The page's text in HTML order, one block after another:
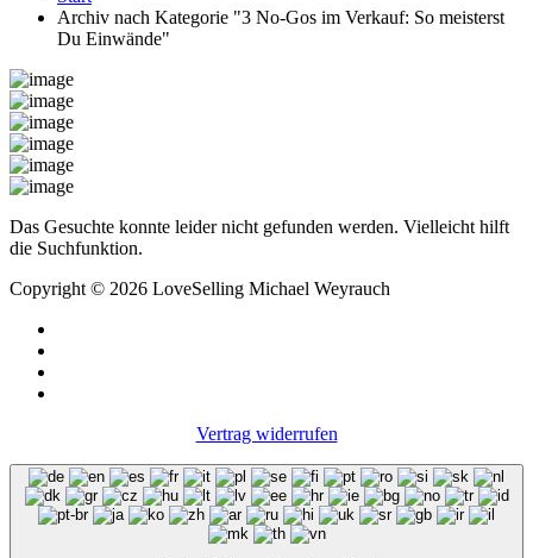
Archiv nach Kategorie "3 No-Gos im Verkauf: So meisterst
Du Einwände"
Das Gesuchte konnte leider nicht gefunden werden. Vielleicht hilft
die Suchfunktion.
Copyright © 2026 LoveSelling Michael Weyrauch
Vertrag widerrufen